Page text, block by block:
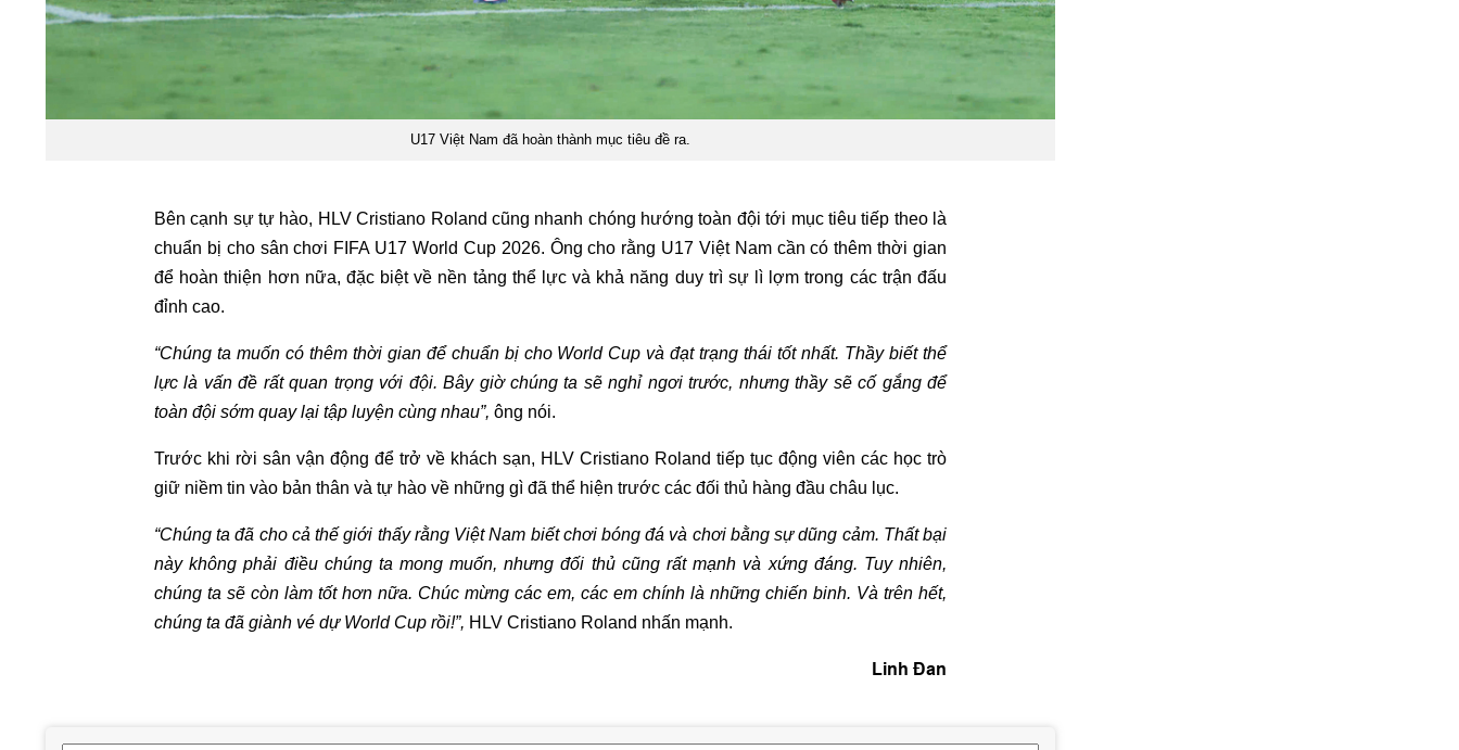
U17 Việt Nam đã hoàn thành mục tiêu đề ra.
Bên cạnh sự tự hào, HLV Cristiano Roland cũng nhanh chóng hướng toàn đội tới mục tiêu tiếp theo là
chuẩn bị cho sân chơi FIFA U17 World Cup 2026. Ông cho rằng U17 Việt Nam cần có thêm thời gian
để hoàn thiện hơn nữa, đặc biệt về nền tảng thể lực và khả năng duy trì sự lì lợm trong các trận đấu
đỉnh cao.
“Chúng ta muốn có thêm thời gian để chuẩn bị cho World Cup và đạt trạng thái tốt nhất. Thầy biết thể
lực là vấn đề rất quan trọng với đội. Bây giờ chúng ta sẽ nghỉ ngơi trước, nhưng thầy sẽ cố gắng để
toàn đội sớm quay lại tập luyện cùng nhau”, ông nói.
Trước khi rời sân vận động để trở về khách sạn, HLV Cristiano Roland tiếp tục động viên các học trò
giữ niềm tin vào bản thân và tự hào về những gì đã thể hiện trước các đối thủ hàng đầu châu lục.
“Chúng ta đã cho cả thế giới thấy rằng Việt Nam biết chơi bóng đá và chơi bằng sự dũng cảm. Thất bại
này không phải điều chúng ta mong muốn, nhưng đối thủ cũng rất mạnh và xứng đáng. Tuy nhiên,
chúng ta sẽ còn làm tốt hơn nữa. Chúc mừng các em, các em chính là những chiến binh. Và trên hết,
chúng ta đã giành vé dự World Cup rồi!”, HLV Cristiano Roland nhấn mạnh.
Linh Đan